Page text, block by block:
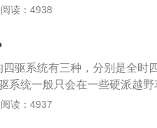
涡轮增压发动机。其中低功率
190kw，最大扭矩为370nm。
阅读：4938
驱系统有三种，分别是全时
系统一般只会在一些硬派越
时四驱系统一般有三种模式，
阅读：4937